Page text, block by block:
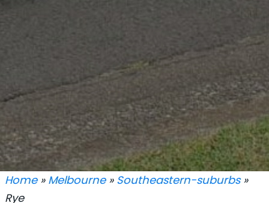
Home» Melbourne» Southeastern-suburbs»
Rye